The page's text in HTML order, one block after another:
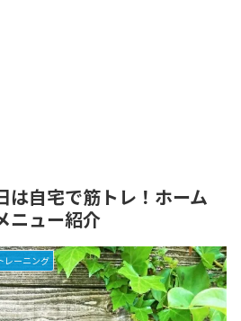
は自宅で筋トレ！ホーム
ニュー紹介
レーニング